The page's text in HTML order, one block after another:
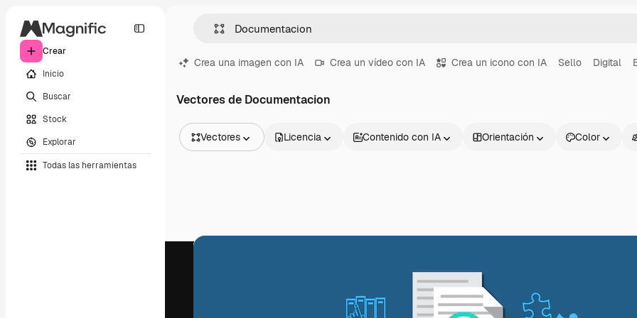
Crear
Inicio
Buscar
Stock
Explorar
Todas las herramientas
Crea una imagen con IA Crea un vídeo con IA Crea un icono con IA Sello Digital
Vectores de Documentacion
Vectores
Vídeos
Licencia Contenido con IA Orientación Color
Productos